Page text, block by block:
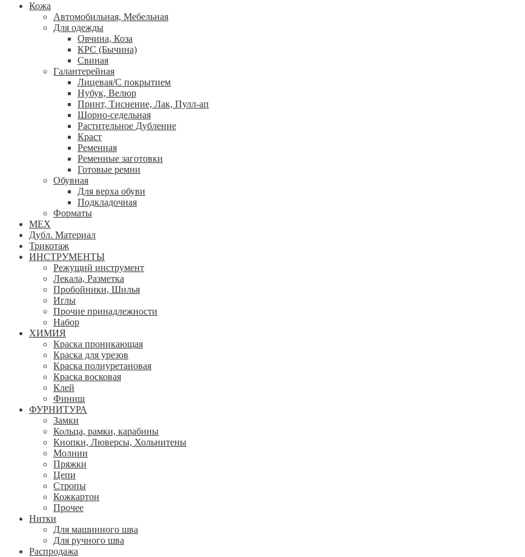
Кожа
Автомобильная, Мебельная
Для одежды
Овчина, Коза
КРС (Бычина)
Свиная
Галантерейная
Лицевая/С покрытием
Нубук, Велюр
Принт, Тиснение, Лак, Пулл-ап
Шорно-седельная
Растительное Дубление
Краст
Ременная
Ременные заготовки
Готовые ремни
Обувная
Для верха обуви
Подкладочная
Форматы
МЕХ
Дубл. Материал
Трикотаж
ИНСТРУМЕНТЫ
Режущий инструмент
Лекала, Разметка
Пробойники, Шилья
Иглы
Прочие принадлежности
Набор
ХИМИЯ
Краска проникающая
Краска для урезов
Краска полиуретановая
Краска восковая
Клей
Финиш
ФУРНИТУРА
Замки
Кольца, рамки, карабины
Кнопки, Люверсы, Хольнитены
Молнии
Пряжки
Цепи
Стропы
Кожкартон
Прочее
Нитки
Для машинного шва
Для ручного шва
Распродажа